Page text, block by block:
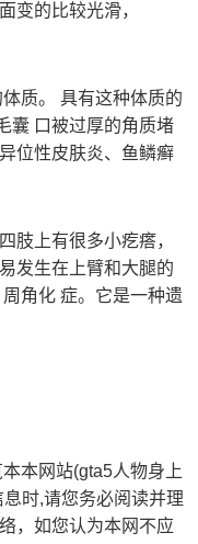
变的比较光滑，
质。 具有这种体质的
囊 口被过厚的角质堵
位性皮肤炎、鱼鳞癣
肢上有很多小疙瘩，
发生在上臂和大腿的
角化 症。它是一种遗
本网站(gta5人物身上
时,请您务必阅读并理
，如您认为本网不应